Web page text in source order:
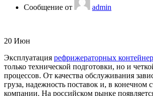
Сообщение от admin
20 Июн
Эксплуатация рефрижераторных
только технической подготовки, но и
процессов. От качества обслуживания
груза, надежность поставок и, в конечном
компании. На российском рынке